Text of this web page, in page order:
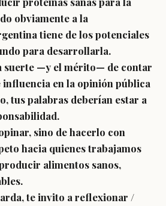
obviamente a la
tiene de los potenciales
para desarrollarla.
suerte —y el mérito— de contar
en la opinión pública
tus palabras deberían estar a
sino de hacerlo con
hacia quienes trabajamos
alimentos sanos,
te invito a reflexionar /